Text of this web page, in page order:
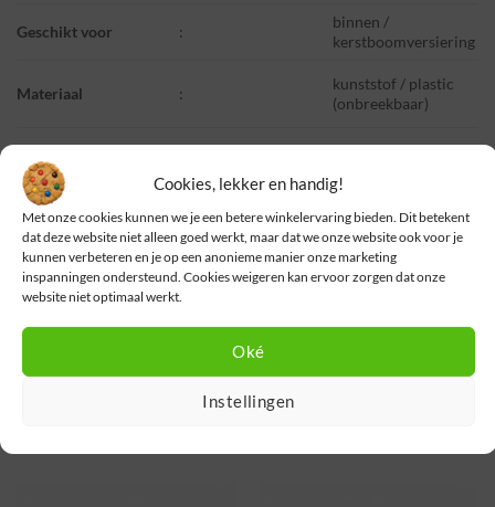
Cookies, lekker en handig!
Met onze cookies kunnen we je een betere winkelervaring bieden. Dit betekent
dat deze website niet alleen goed werkt, maar dat we onze website ook voor je
kunnen verbeteren en je op een anonieme manier onze marketing
inspanningen ondersteund. Cookies weigeren kan ervoor zorgen dat onze
website niet optimaal werkt.
Oké
Instellingen
Geschikt voor :
binnen /
kerstboomversiering
Materiaal :
kunststof / plastic
(onbreekbaar)
Type
Afmeting Ø : 6 cm
Staand of hangend : hangend